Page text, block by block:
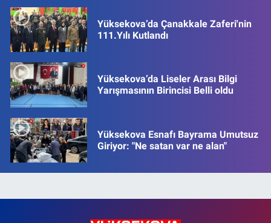
Yüksekova’da Çanakkale Zaferi'nin
111.Yılı Kutlandı
Yüksekova’da Liseler Arası Bilgi
Yarışmasının Birincisi Belli oldu
Yüksekova Esnafı Bayrama Umutsuz
Giriyor: "Ne satan var ne alan"